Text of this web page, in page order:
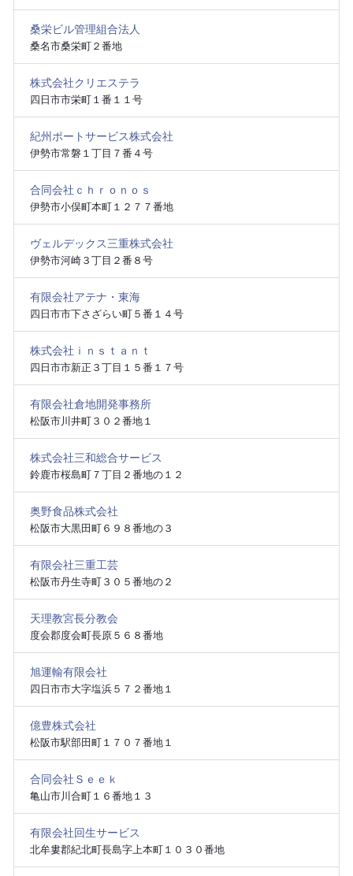
桑栄ビル管理組合法人
桑名市桑栄町２番地
株式会社クリエステラ
四日市市栄町１番１１号
紀州ポートサービス株式会社
伊勢市常磐１丁目７番４号
合同会社ｃｈｒｏｎｏｓ
伊勢市小俣町本町１２７７番地
ヴェルデックス三重株式会社
伊勢市河崎３丁目２番８号
有限会社アテナ・東海
四日市市下さざらい町５番１４号
株式会社ｉｎｓｔａｎｔ
四日市市新正３丁目１５番１７号
有限会社倉地開発事務所
松阪市川井町３０２番地１
株式会社三和総合サービス
鈴鹿市桜島町７丁目２番地の１２
奥野食品株式会社
松阪市大黒田町６９８番地の３
有限会社三重工芸
松阪市丹生寺町３０５番地の２
天理教宮長分教会
度会郡度会町長原５６８番地
旭運輸有限会社
四日市市大字塩浜５７２番地１
億豊株式会社
松阪市駅部田町１７０７番地１
合同会社Ｓｅｅｋ
亀山市川合町１６番地１３
有限会社回生サービス
北牟婁郡紀北町長島字上本町１０３０番地